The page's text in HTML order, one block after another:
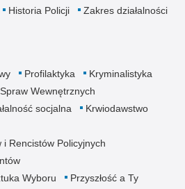
Historia Policji
Zakres działalności
Profilaktyka
Kryminalistyka
Wewnętrznych
socjalna
Krwiodawstwo
Rencistów Policyjnych
Wyboru
Przyszłość a Ty